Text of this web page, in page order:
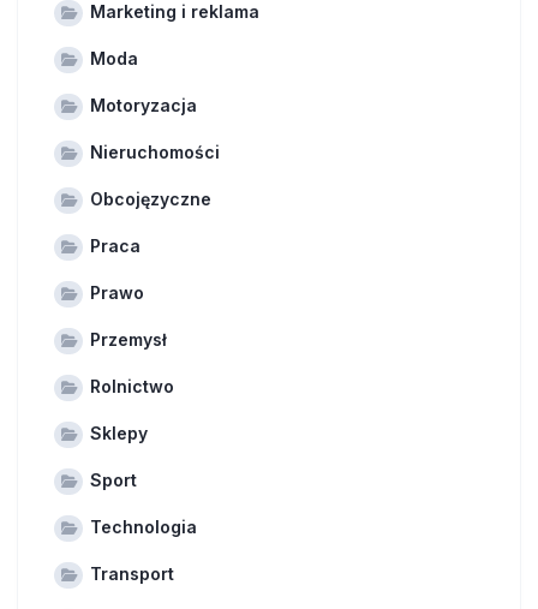
Marketing i reklama
Moda
Motoryzacja
Nieruchomości
Obcojęzyczne
Praca
Prawo
Przemysł
Rolnictwo
Sklepy
Sport
Technologia
Transport